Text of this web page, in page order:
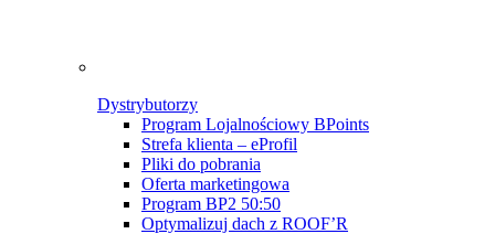
Dystrybutorzy
Program Lojalnościowy BPoints
Strefa klienta – eProfil
Pliki do pobrania
Oferta marketingowa
Program BP2 50:50
Optymalizuj dach z ROOF’R